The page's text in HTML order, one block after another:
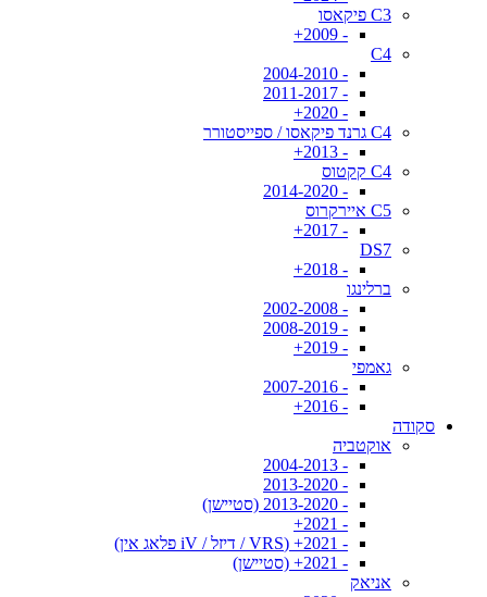
C3 פיקאסו
- 2009+
C4
- 2004-2010
- 2011-2017
- 2020+
C4 גרנד פיקאסו / ספייסטורר
- 2013+
C4 קקטוס
- 2014-2020
C5 איירקרוס
- 2017+
DS7
- 2018+
ברלינגו
- 2002-2008
- 2008-2019
- 2019+
גאמפי
- 2007-2016
- 2016+
סקודה
אוקטביה
- 2004-2013
- 2013-2020
- 2013-2020 (סטיישן)
- 2021+
- 2021+ (VRS / דיזל / iV פלאג אין)
- 2021+ (סטיישן)
אניאק